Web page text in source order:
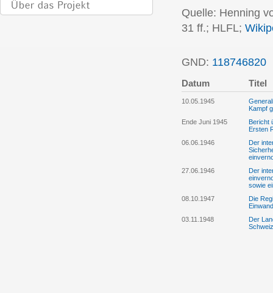
Quelle: Henning
31 ff.; HLFL;
GND: 118746820
Datum Titel
10.05.1945
Kampf
Ende Juni 1945
Bericht
Ersten
06.06.1946
Der
27.06.1946
Der
sowie
08.10.1947
Die
03.11.1948
Der
Schweiz